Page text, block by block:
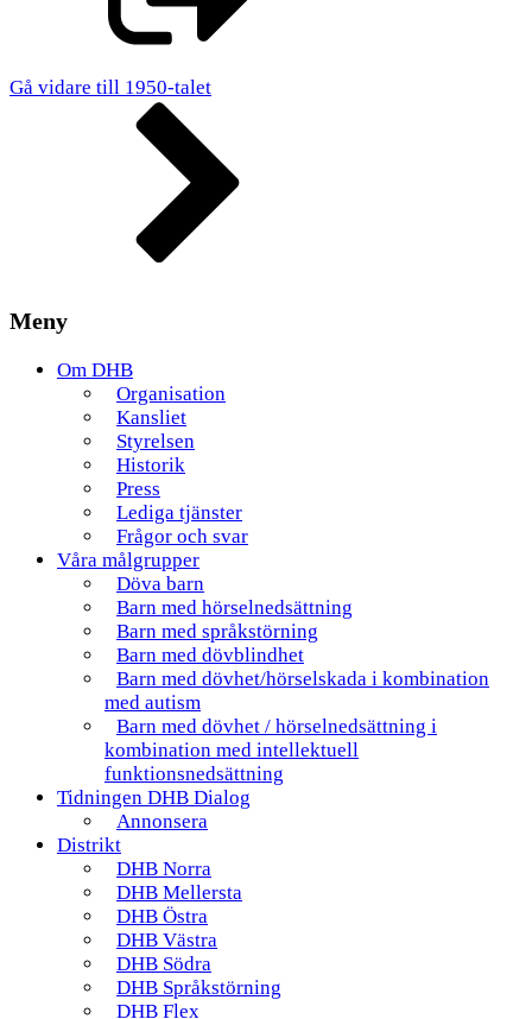
Gå vidare till 1950-talet
Meny
Om DHB
Organisation
Kansliet
Styrelsen
Historik
Press
Lediga tjänster
Frågor och svar
Våra målgrupper
Döva barn
Barn med hörselnedsättning
Barn med språkstörning
Barn med dövblindhet
Barn med dövhet/hörselskada i kombination
med autism
Barn med dövhet / hörselnedsättning i
kombination med intellektuell
funktionsnedsättning
Tidningen DHB Dialog
Annonsera
Distrikt
DHB Norra
DHB Mellersta
DHB Östra
DHB Västra
DHB Södra
DHB Språkstörning
DHB Flex